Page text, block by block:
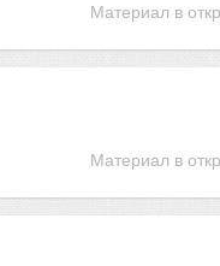
Материал в
Материал в